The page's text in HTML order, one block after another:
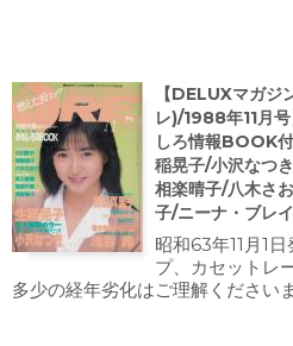
【DELUXマガジ
レ)/1988年11月
しろ情報BOOK
稲晃子/小沢なつ
相楽晴子/八木さ
子/ニーナ・ブレ
昭和63年11月1
プ、カセットレ
多少の経年劣化はご理解くださいま